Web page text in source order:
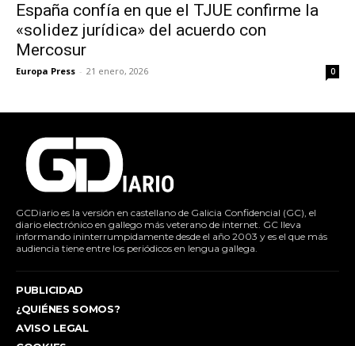
España confía en que el TJUE confirme la
«solidez jurídica» del acuerdo con
Mercosur
Europa Press - 21 enero, 2026 0
GCDiario es la versión en castellano de Galicia Confidencial (GC), el
diario electrónico en gallego más veterano de internet. GC lleva
informando ininterrumpidamente desde el año 2003 y es el que más
audiencia tiene entre los periódicos en lengua gallega.
PUBLICIDAD
¿QUIÉNES SOMOS?
AVISO LEGAL